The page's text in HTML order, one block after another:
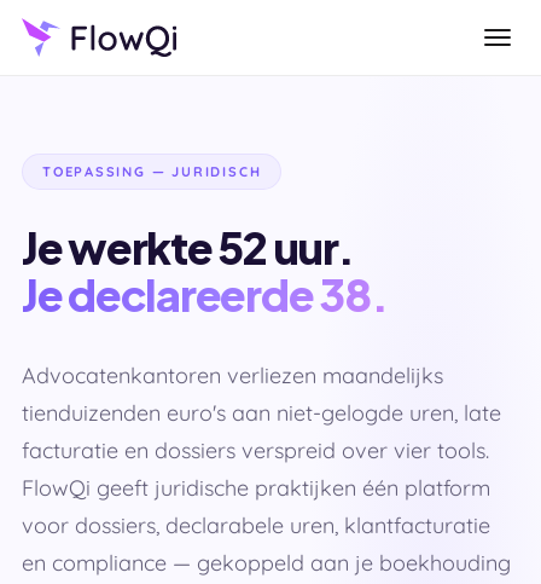
TOEPASSING — JURIDISCH
Je werkte 52 uur.
Je declareerde 38.
Advocatenkantoren verliezen maandelijks
tienduizenden euro's aan niet-gelogde uren, late
facturatie en dossiers verspreid over vier tools.
FlowQi geeft juridische praktijken één platform
voor dossiers, declarabele uren, klantfacturatie
en compliance — gekoppeld aan je boekhouding